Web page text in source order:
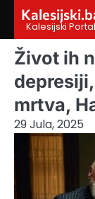
content
Kalesijski Portal
Život ih
mrtva,
29 Jula, 2025